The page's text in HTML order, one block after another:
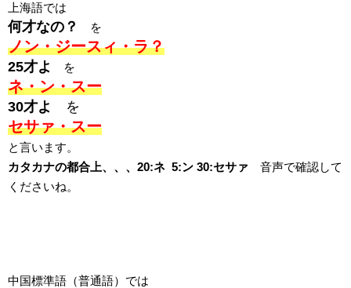
プ
レ
ー
ヤ
ー
上海語では
何才なの？ を
ノン・ジースィ・ラ？
25才よ を
ネ・ン・スー
30才よ を
セサァ・スー
と言います。
カタカナの都合上、、、20:ネ 5:ン 30:セサァ 音声で確認して
くださいね。
中国標準語（普通語）では